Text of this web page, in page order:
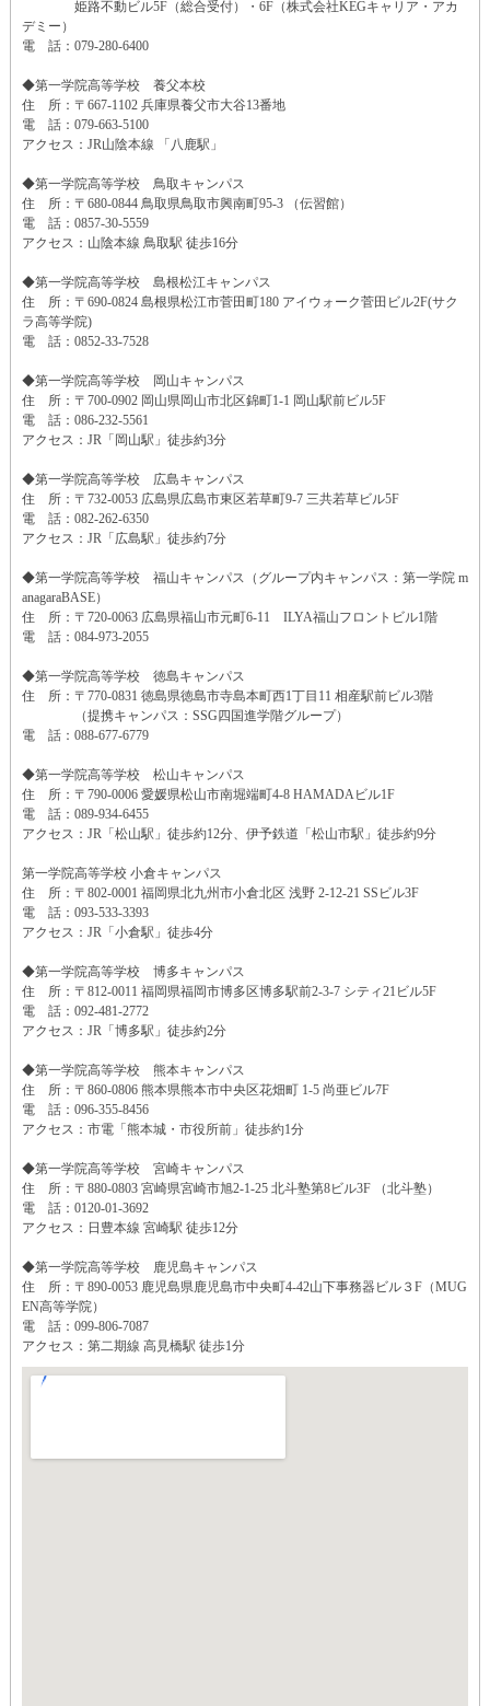
姫路不動ビル5F（総合受付）・6F（株式会社KEGキャリア・アカ
デミー）
電 話：079-280-6400
◆第一学院高等学校 養父本校
住 所：〒667-1102 兵庫県養父市大谷13番地
電 話：079-663-5100
アクセス：JR山陰本線 「八鹿駅」
◆第一学院高等学校 鳥取キャンパス
住 所：〒680-0844 鳥取県鳥取市興南町95-3 （伝習館）
電 話：0857-30-5559
アクセス：山陰本線 鳥取駅 徒歩16分
◆第一学院高等学校 島根松江キャンパス
住 所：〒690-0824 島根県松江市菅田町180 アイウォーク菅田ビル2F(サク
ラ高等学院)
電 話：0852-33-7528
◆第一学院高等学校 岡山キャンパス
住 所：〒700-0902 岡山県岡山市北区錦町1-1 岡山駅前ビル5F
電 話：086-232-5561
アクセス：JR「岡山駅」徒歩約3分
◆第一学院高等学校 広島キャンパス
住 所：〒732-0053 広島県広島市東区若草町9-7 三共若草ビル5F
電 話：082-262-6350
アクセス：JR「広島駅」徒歩約7分
◆第一学院高等学校 福山キャンパス（グループ内キャンパス：第一学院 m
anagaraBASE）
住 所：〒720-0063 広島県福山市元町6-11 ILYA福山フロントビル1階
電 話：084-973-2055
◆第一学院高等学校 徳島キャンパス
住 所：〒770-0831 徳島県徳島市寺島本町西1丁目11 相産駅前ビル3階
（提携キャンパス：SSG四国進学階グループ）
電 話：088-677-6779
◆第一学院高等学校 松山キャンパス
住 所：〒790-0006 愛媛県松山市南堀端町4-8 HAMADAビル1F
電 話：089-934-6455
アクセス：JR「松山駅」徒歩約12分、伊予鉄道「松山市駅」徒歩約9分
第一学院高等学校 小倉キャンパス
住 所：〒802-0001 福岡県北九州市小倉北区 浅野 2-12-21 SSビル3F
電 話：093-533-3393
アクセス：JR「小倉駅」徒歩4分
◆第一学院高等学校 博多キャンパス
住 所：〒812-0011 福岡県福岡市博多区博多駅前2-3-7 シティ21ビル5F
電 話：092-481-2772
アクセス：JR「博多駅」徒歩約2分
◆第一学院高等学校 熊本キャンパス
住 所：〒860-0806 熊本県熊本市中央区花畑町 1-5 尚亜ビル7F
電 話：096-355-8456
アクセス：市電「熊本城・市役所前」徒歩約1分
◆第一学院高等学校 宮崎キャンパス
住 所：〒880-0803 宮崎県宮崎市旭2-1-25 北斗塾第8ビル3F （北斗塾）
電 話：0120-01-3692
アクセス：日豊本線 宮崎駅 徒歩12分
◆第一学院高等学校 鹿児島キャンパス
住 所：〒890-0053 鹿児島県鹿児島市中央町4-42山下事務器ビル３F（MUG
EN高等学院）
電 話：099-806-7087
アクセス：第二期線 高見橋駅 徒歩1分